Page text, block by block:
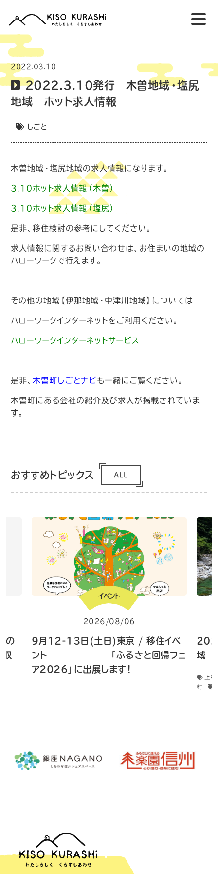
2022.03.10
2022.3.10発行 木曽地域・塩尻
地域 ホット求人情報
しごと
木曽地域・塩尻地域の求人情報になります。
3.10ホット求人情報（木曽）
3.10ホット求人情報（塩尻）
是非、移住検討の参考にしてください。
求人情報に関するお問い合わせは、お住まいの地域の
ハローワークで行えます。
その他の地域【伊那地域・中津川地域】については
ハローワークインターネットをご利用ください。
ハローワークインターネットサービス
是非、木曽町しごとナビも一緒にご覧ください。
木曽町にある会社の紹介及び求人が掲載されていま
す。
おすすめトピックス ALL
の
収
イベント
2026/08/06
9月12-13日(土日)東京 / 移住イベ
ント 「ふるさと回帰フェ
ア2026」に出展します！
域
上
村